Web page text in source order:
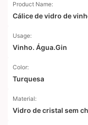
Product Name:
Cálice de vidro de
Usage:
Vinho. Água.Gin
Color:
Turquesa
Material:
Vidro de cristal sem